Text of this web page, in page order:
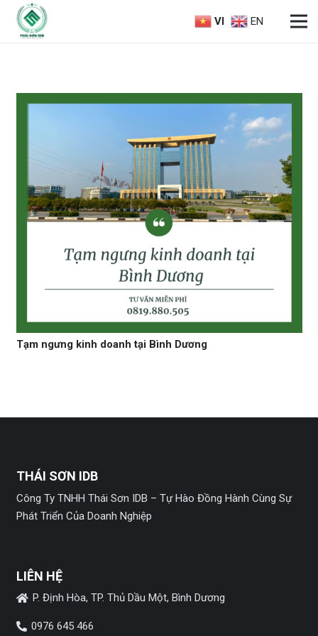
VI EN
Tạm ngưng kinh doanh tại Bình Dương
THÁI SƠN IDB
Công Ty TNHH Thái Sơn IDB – Tự Hào Đồng Hành Cùng Sự
Phát Triển Của Doanh Nghiệp
LIÊN HỆ
P. Định Hòa, TP. Thủ Dầu Một, Bình Dương
0976 645 466